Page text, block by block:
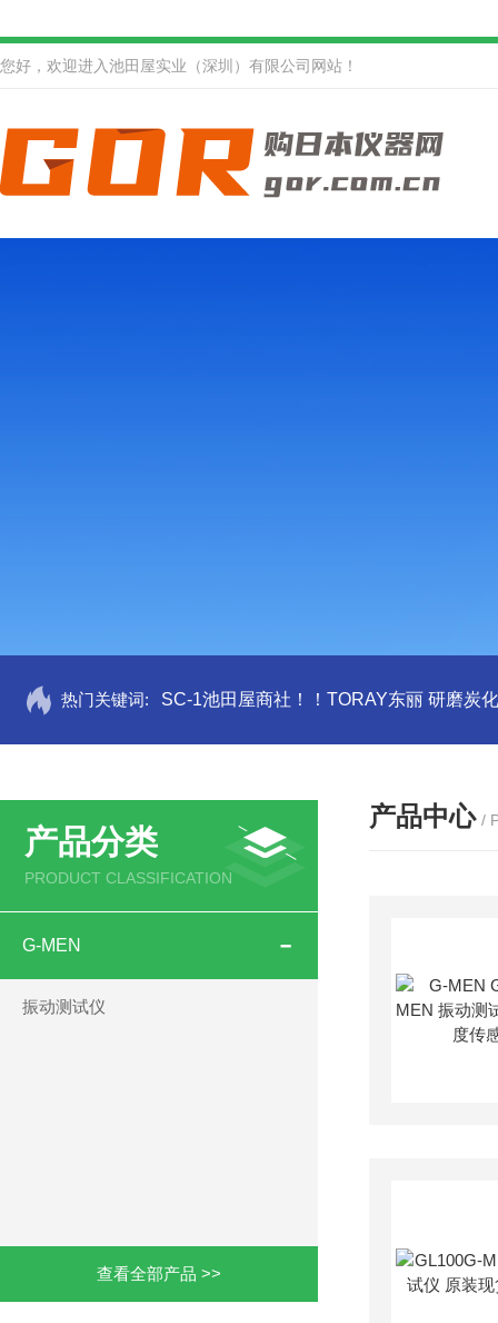
您好，欢迎进入池田屋实业（深圳）有限公司网站！
热门关键词: SC-1池田屋商社！！TORAY东丽 研磨炭
产品分类
PRODUCT CLASSIFICATION
G-MEN
振动测试仪
查看全部产品 >>
产品中心 /